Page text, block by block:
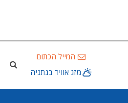
המייל הכתום
מזג אוויר בנתניה